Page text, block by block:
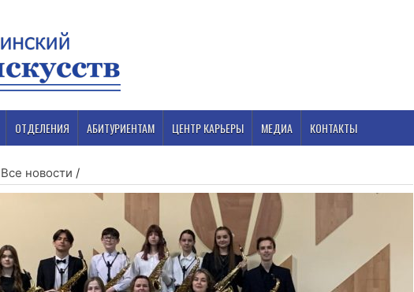
ОТДЕЛЕНИЯ АБИТУРИЕНТАМ ЦЕНТР КАРЬЕРЫ МЕДИА КОНТАКТЫ
Все новости /